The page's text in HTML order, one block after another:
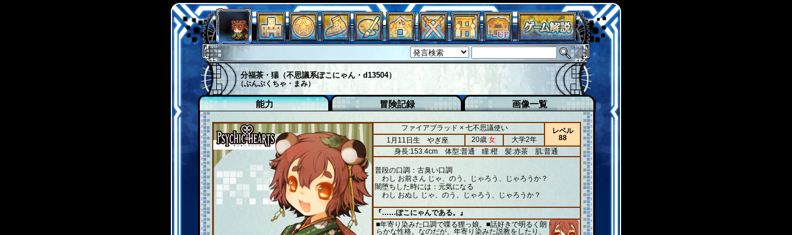
分福茶・猯（不思議系ぽこにゃん・d13504）
（ぶんぷくちゃ・まみ）
能力 冒険記録 画像一覧
ファイアブラッド × 七不思議使い
レベル
88
1月11日生 やぎ座 20歳 女
大学2年
身長:153.4cm 体型:普通瞳:橙 髪:赤茶肌:普通
普段の口調：古臭い口調
わし お前さん じゃ、のう、じゃろう、じゃろうか？
闇堕ちした時には：元気になる
わし おぬし じゃ、のう、じゃろう、じゃろうか？
『……ぽこにゃんである。』
■年寄り染みた口調で喋る狸っ娘。■話好きで明るく朗
らかな性格。なのだが、年寄り染みた説教をしたり、